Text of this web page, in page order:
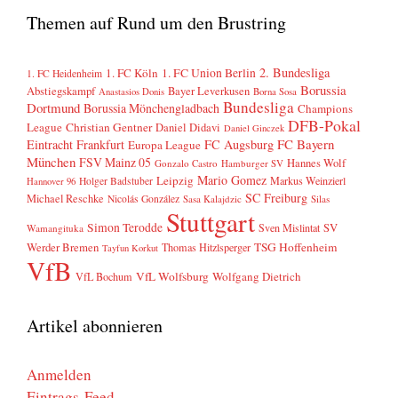
Themen auf Rund um den Brustring
1. FC Heidenheim 1. FC Köln 1. FC Union Berlin 2. Bundesliga
Abstiegskampf Anastasios Donis Bayer Leverkusen Borna Sosa Borussia
Dortmund Borussia Mönchengladbach Bundesliga Champions
League Christian Gentner Daniel Didavi Daniel Ginczek DFB-Pokal
Eintracht Frankfurt Europa League FC Augsburg FC Bayern
München FSV Mainz 05 Gonzalo Castro Hamburger SV Hannes Wolf
Hannover 96 Holger Badstuber Leipzig Mario Gomez Markus Weinzierl
Michael Reschke Nicolás González Sasa Kalajdzic SC Freiburg Silas
Wamangituka Simon Terodde Stuttgart Sven Mislintat SV
Werder Bremen Tayfun Korkut Thomas Hitzlsperger TSG Hoffenheim
VfB VfL Bochum VfL Wolfsburg Wolfgang Dietrich
Artikel abonnieren
Anmelden